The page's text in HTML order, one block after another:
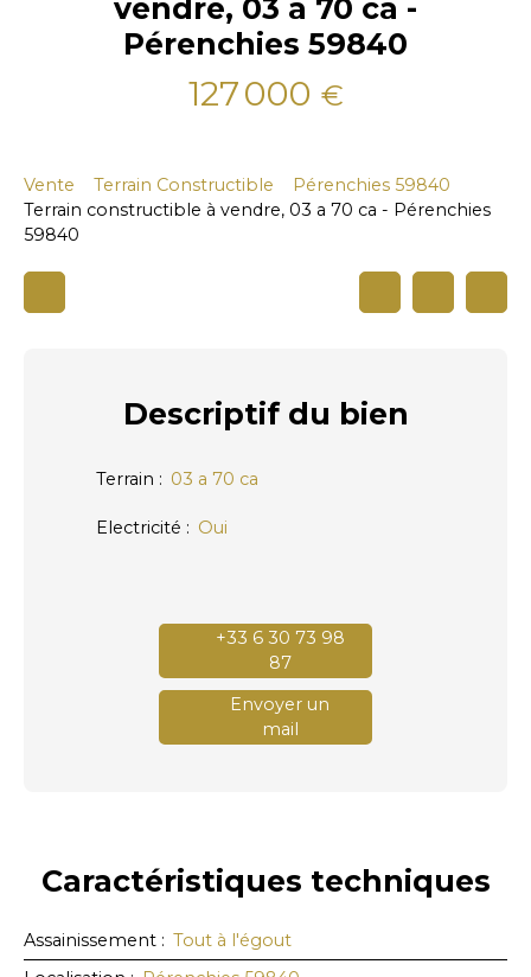
vendre, 03 a 70 ca -
Pérenchies 59840
127 000 €
Vente Terrain Constructible
Pérenchies 59840
Terrain constructible à vendre, 03 a 70 ca - Pérenchies
59840
Descriptifdu bien
Terrain : 03 a 70 ca
Electricité : Oui
+33 6 30 73 98
87
Envoyer un
mail
Caractéristiques techniques
Assainissement : Tout à l'égout